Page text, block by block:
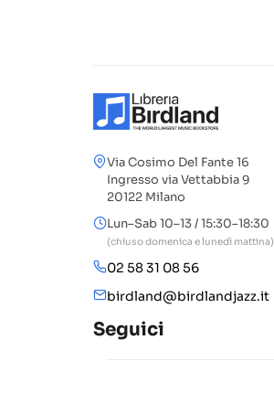
Via Cosimo Del Fante 16
Ingresso via Vettabbia 9
20122 Milano
Lun–Sab 10–13 / 15:30–18:30
(chiuso domenica e lunedì mattina)
02 58 31 08 56
birdland@birdlandjazz.it
Seguici